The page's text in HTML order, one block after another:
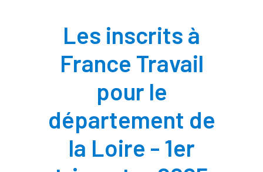
Les inscrits à
France Travail
pour le
département de
la Loire - 1er